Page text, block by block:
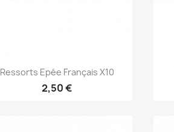
Aperçu rapide
Ressorts Epée Français X10
2,50 €